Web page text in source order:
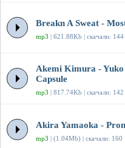
Breakn A Sweat -
mp3 | 621.88Kb | скачали: 144
Akemi Kimura -
Capsule
mp3 | 817.74Kb | скачали: 142
Akira Yamaoka -
mp3 | (1.04Mb) | скачали: 160